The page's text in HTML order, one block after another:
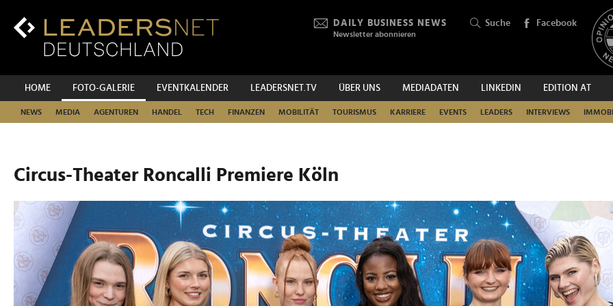
Inhalt
Hauptnavigation
DAILY BUSINESS NEWS
Newsletter abonnieren
Suche Facebook
HOME FOTO-GALERIE EVENTKALENDER LEADERSNET.TV ÜBER UNS MEDIADATEN LINKEDIN EDITION AT
NEWS MEDIA AGENTUREN HANDEL TECH FINANZEN MOBILITÄT TOURISMUS KARRIERE EVENTS LEADERS INTERVIEWS
SUCHEN
Circus-Theater Roncalli Premiere Köln